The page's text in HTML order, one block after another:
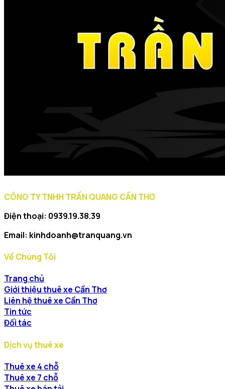
CÔNG TY TNHH TRẦN QUANG CẦN THƠ
Điện thoại: 0939.19.38.39
Email: kinhdoanh@tranquang.vn
Về Chúng Tôi
Trang chủ
Giới thiệu thuê xe Cần Thơ
Liên hệ thuê xe Cần Thơ
Tin tức
Đối tác
Dịch vụ thuê xe
Thuê xe 4 chỗ
Thuê xe 7 chỗ